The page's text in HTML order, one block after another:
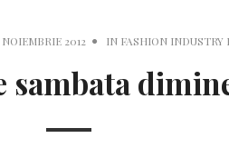
NOIEMBRIE 2012 IN FASHION INDUSTRY
sambata